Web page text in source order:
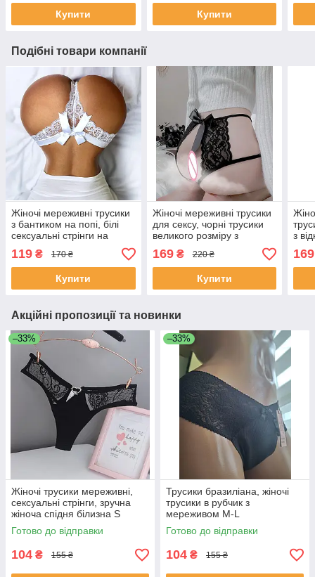
гладкий
Купити
Купити
Подібні товари компанії
Жіночі мереживні трусики
з бантиком на попі, білі
сексуальні стрінги на
високій посадці L
119 ₴ 170 ₴
Купити
Жіночі мереживні трусики
для сексу, чорні трусики
великого розміру з
дозвіллям L
169₴ 220 ₴
Купити
з
169
Акційні пропозиції та новинки
–33%
Жіночі трусики мереживні,
сексуальні стрінги, зручна
жіноча спідня білизна S
Готово до відправки
104 ₴ 155 ₴
–33%
Трусики бразиліана, жіночі
трусики в рубчик з
мереживом M-L
Готово до відправки
104 ₴ 155 ₴